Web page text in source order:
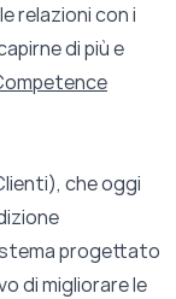
relazioni con i
di più e
che oggi
progettato
di migliorare le